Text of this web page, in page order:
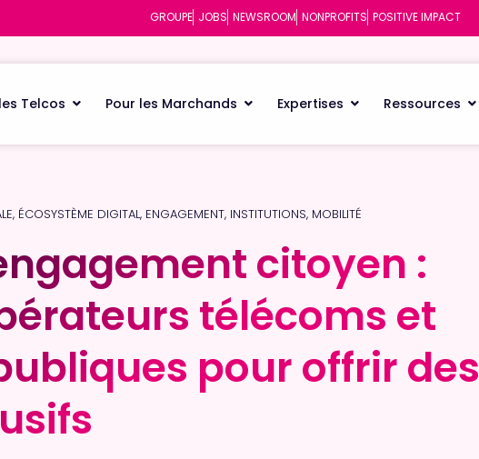
GROUPE JOBS NEWSROOM NONPROFITS POSITIVE IMPACT
Telcos Pour les Marchands Expertises Ressources
, ÉCOSYSTÈME DIGITAL, ENGAGEMENT, INSTITUTIONS, MOBILITÉ
citoyen :
télécoms et
pour offrir des
citoyen :
télécoms et
pour offrir des